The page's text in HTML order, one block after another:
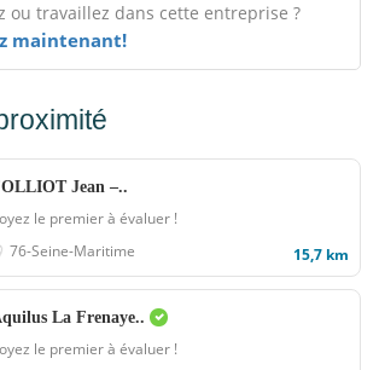
ou travaillez dans cette entreprise ?
maintenant!
Jean –..
le premier à évaluer !
76-Seine-Maritime
15,7 km
La Frenaye..
le premier à évaluer !